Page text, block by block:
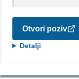
Otvori poziv
Detalji